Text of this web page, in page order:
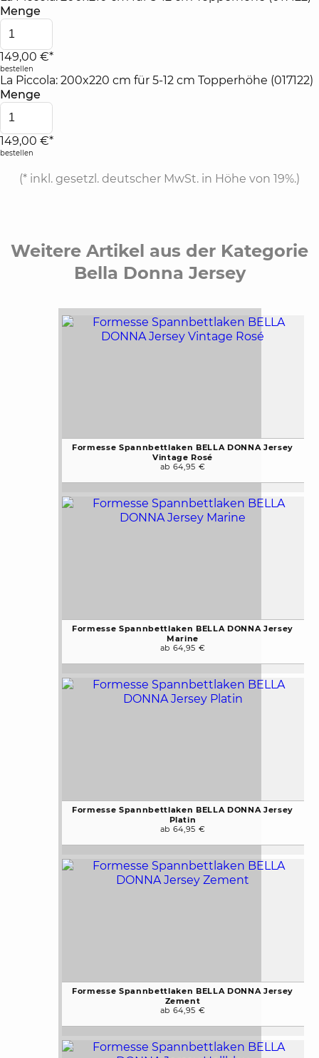
Menge
149,00 €*
bestellen
La Piccola: 200x220 cm für 5-12 cm Topperhöhe (017122)
Menge
149,00 €*
bestellen
(* inkl. gesetzl. deutscher MwSt. in Höhe von 19%.)
Weitere Artikel aus der Kategorie
Bella Donna Jersey
Formesse Spannbettlaken BELLA DONNA Jersey
Vintage Rosé
ab 64,95 €
Formesse Spannbettlaken BELLA DONNA Jersey
Marine
ab 64,95 €
Formesse Spannbettlaken BELLA DONNA Jersey
Platin
ab 64,95 €
Formesse Spannbettlaken BELLA DONNA Jersey
Zement
ab 64,95 €